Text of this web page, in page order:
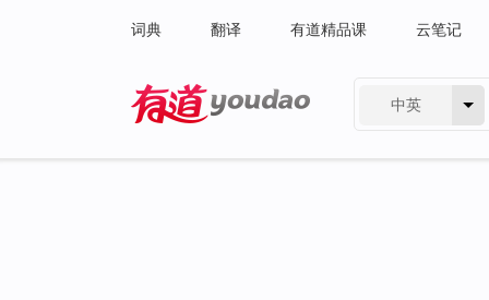
词典 翻译 有道精品课 云笔记
中英